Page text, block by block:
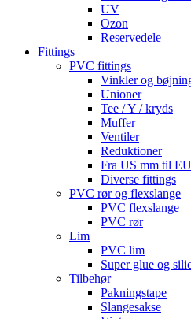
UV
Ozon
Reservedele
Fittings
PVC fittings
Vinkler og
Unioner
Tee / Y / kryds
Muffer
Ventiler
Reduktioner
Fra US mm til
Diverse fittings
PVC rør og flexslange
PVC flexslange
PVC rør
Lim
PVC lim
Super glue og
Tilbehør
Pakningstape
Slangesakse